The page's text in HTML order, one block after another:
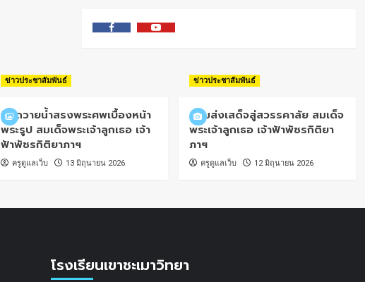
FacebookYoutube
ข่าวประชาสัมพันธ์
พิธีถวายน้ำสรงพระศพเบื้องหน้า
พระรูป สมเด็จพระเจ้าลูกเธอ เจ้า
ฟ้าพัชรกิติยาภาฯ
ครูดูแลเว็บ 13 มิถุนายน 2026
ข่าวประชาสัมพันธ์
น้อมส่งเสด็จสู่สวรรคาลัย สมเด็จ
พระเจ้าลูกเธอ เจ้าฟ้าพัชรกิติยา
ภาฯ
ครูดูแลเว็บ 12 มิถุนายน 2026
โรงเรียนเขาชะเมาวิทยา